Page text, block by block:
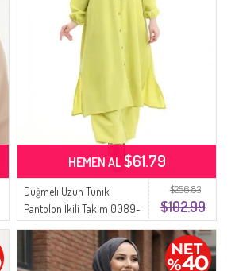
$256.83
$102.99
Düğmeli Uzun Tunik
Pantolon İkili Takım 0089-
05 Neon Yeşili
HEMEN AL$61.79